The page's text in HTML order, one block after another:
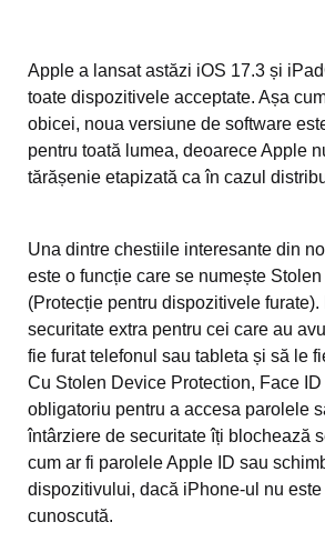
Apple a lansat astăzi iOS 17.3 și
toate dispozitivele acceptate. Așa
obicei, noua versiune de software
pentru toată lumea, deoarece Apple
tărășenie etapizată ca în cazul
Una dintre chestiile interesante din
este o funcție care se numește
(Protecție pentru dispozitivele furate).
securitate extra pentru cei care au
fie furat telefonul sau tableta și să le
Cu Stolen Device Protection, Face
obligatoriu pentru a accesa parolele
întârziere de securitate îți blochează
cum ar fi parolele Apple ID sau
dispozitivului, dacă iPhone-ul nu
cunoscută.